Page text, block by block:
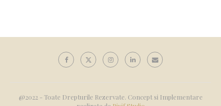
@2022 - Toate Drepturile Rezervate. Concept si Implementare